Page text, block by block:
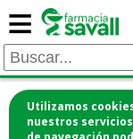
Utilizamos
nuestros
≡
¡COMPRA